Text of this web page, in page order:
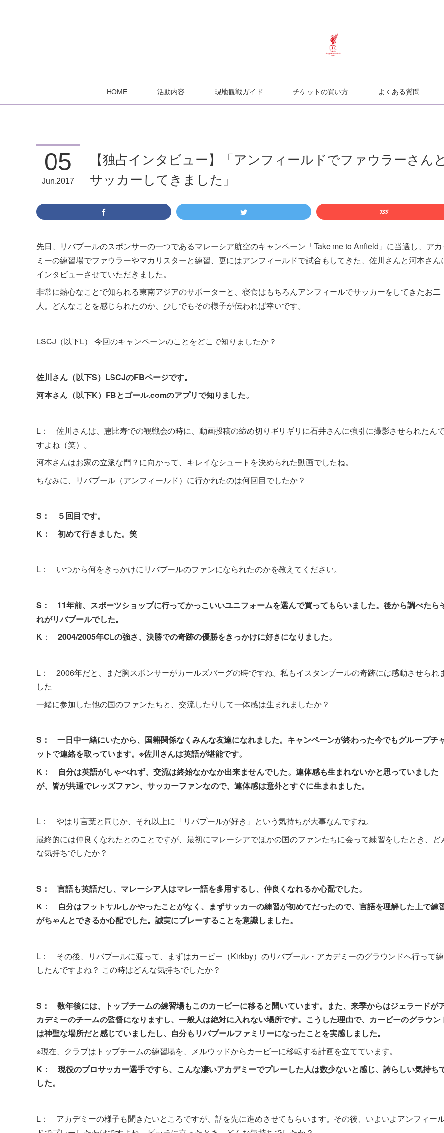
HOME 活動内容 現地観戦ガイド チケットの買い方 よくある質問
05
Jun 2017
【独占インタビュー】「アンフィールドでファウラーさんと
サッカーしてきました」
先日、リバプールのスポンサーの一つであるマレーシア航空のキャンペーン「Take me to Anfield」に当選し、ア
ミーの練習場でファウラーやマカリスターと練習、更にはアンフィールドで試合もしてきた、佐川さんと河本さん
インタビューさせていただきました。
非常に熱心なことで知られる東南アジアのサポーターと、寝食はもちろんアンフィールでサッカーをしてきたお二
人。どんなことを感じられたのか、少しでもその様子が伝われば幸いです。
LSCJ（以下L） 今回のキャンペーンのことをどこで知りましたか？
佐川さん（以下S）LSCJのFBページです。
河本さん（以下K）FBとゴール.comのアプリで知りました。
L： 佐川さんは、恵比寿での観戦会の時に、動画投稿の締め切りギリギリに石井さんに強引に撮影させられたん
すよね（笑）。
河本さんはお家の立派な門？に向かって、キレイなシュートを決められた動画でしたね。
ちなみに、リバプール（アンフィールド）に行かれたのは何回目でしたか？
S： ５回目です。
K： 初めて行きました。笑
L： いつから何をきっかけにリバプールのファンになられたのかを教えてください。
S： 11年前、スポーツショップに行ってかっこいいユニフォームを選んで買ってもらいました。後から調べたら
れがリバプールでした。
K ： 2004/2005年CLの強さ、決勝での奇跡の優勝をきっかけに好きになりました。
L： 2006年だと、まだ胸スポンサーがカールズバーグの時ですね。私もイスタンブールの奇跡には感動させられ
した！
一緒に参加した他の国のファンたちと、交流したりして一体感は生まれましたか？
S： 一日中一緒にいたから、国籍関係なくみんな友達になれました。キャンペーンが終わった今でもグループチ
ットで連絡を取っています。※佐川さんは英語が堪能です。
K： 自分は英語がしゃべれず、交流は終始なかなか出来ませんでした。連体感も生まれないかと思っていました
が、皆が共通でレッズファン、サッカーファンなので、連体感は意外とすぐに生まれました。
L： やはり言葉と同じか、それ以上に「リバプールが好き」という気持ちが大事なんですね。
最終的には仲良くなれたとのことですが、最初にマレーシアでほかの国のファンたちに会って練習をしたとき、ど
な気持ちでしたか？
S： 言語も英語だし、マレーシア人はマレー語を多用するし、仲良くなれるか心配でした。
K： 自分はフットサルしかやったことがなく、まずサッカーの練習が初めてだったので、言語を理解した上で練
がちゃんとできるか心配でした。誠実にプレーすることを意識しました。
L： その後、リバプールに渡って、まずはカービー（Kirkby）のリバプール・アカデミーのグラウンドへ行って
したんですよね？ この時はどんな気持ちでしたか？
S：
数年後には、トップチームの練習場もこのカービーに移ると聞いています。また、来季からはジェラードが
カデミーのチームの監督になりますし、一般人は絶対に入れない場所です。こうした理由で、カービーのグラウン
は神聖な場所だと感じていましたし、自分もリバプールファミリーになったことを実感しました。
※現在、クラブはトップチームの練習場を、メルウッドからカービーに移転する計画を立てています。
K：
現役のプロサッカー選手ですら、こんな凄いアカデミーでプレーした人は数少ないと感じ、誇らしい気持ち
した。
L： アカデミーの様子も聞きたいところですが、話を先に進めさせてもらいます。その後、いよいよアンフィー